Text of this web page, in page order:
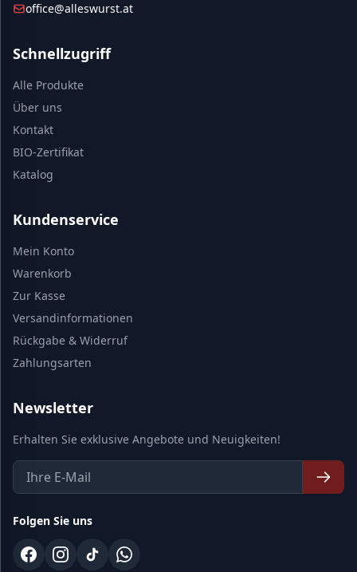
office@alleswurst.at
Schnellzugriff
Alle Produkte
Über uns
Kontakt
BIO-Zertifikat
Katalog
Kundenservice
Mein Konto
Warenkorb
Zur Kasse
Versandinformationen
Rückgabe & Widerruf
Zahlungsarten
Newsletter
Erhalten Sie exklusive Angebote und Neuigkeiten!
Folgen Sie uns